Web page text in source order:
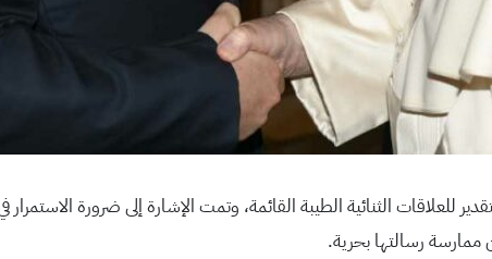
للعلاقات الثنائية الطيبة القائمة، وتمت الإشارة إلى ضرورة الاستمرار
ممارسة رسالتها بحرية.